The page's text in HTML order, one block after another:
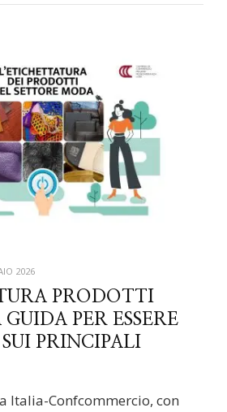
2026
PRODOTTI
PER ESSERE
PRINCIPALI
Italia-Confcommercio, con